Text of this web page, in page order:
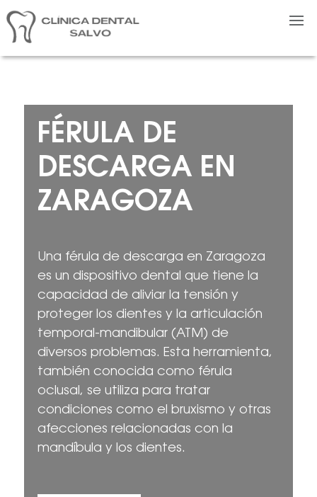
FÉRULA DE
DESCARGA EN
ZARAGOZA
Una férula de descarga en Zaragoza
es un dispositivo dental que tiene la
capacidad de aliviar la tensión y
proteger los dientes y la articulación
temporal-mandibular (ATM) de
diversos problemas. Esta herramienta,
también conocida como férula
oclusal, se utiliza para tratar
condiciones como el bruxismo y otras
afecciones relacionadas con la
mandíbula y los dientes.